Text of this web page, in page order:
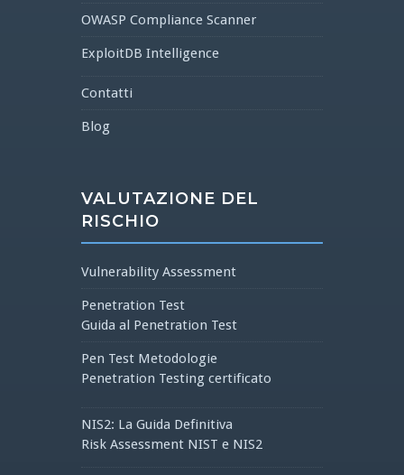
OWASP Compliance Scanner
ExploitDB Intelligence
Contatti
Blog
VALUTAZIONE DEL
RISCHIO
Vulnerability Assessment
Penetration Test
Guida al Penetration Test
Pen Test Metodologie
Penetration Testing certificato
NIS2: La Guida Definitiva
Risk Assessment NIST e NIS2